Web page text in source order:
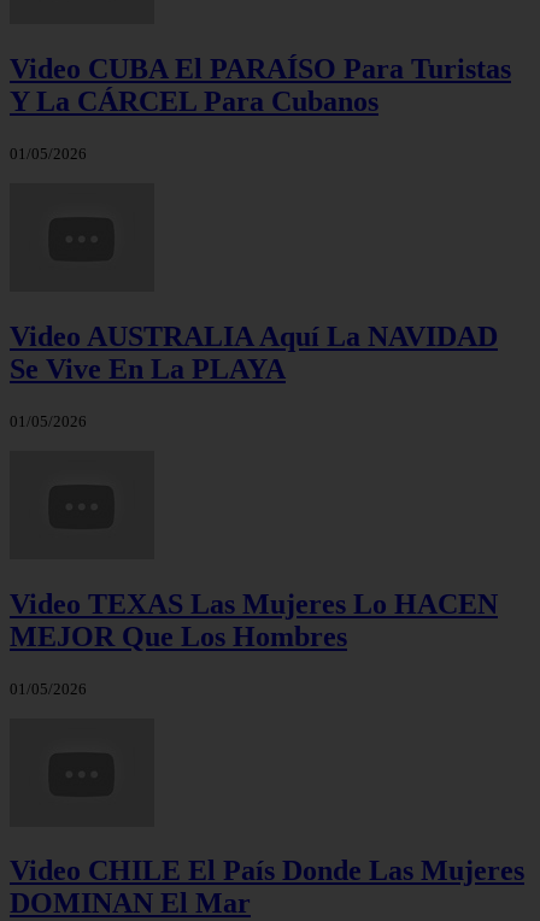
Video CUBA El PARAÍSO Para Turistas
Y La CÁRCEL Para Cubanos
01/05/2026
Video AUSTRALIA Aquí La NAVIDAD
Se Vive En La PLAYA
01/05/2026
Video TEXAS Las Mujeres Lo HACEN
MEJOR Que Los Hombres
01/05/2026
Video CHILE El País Donde Las Mujeres
DOMINAN El Mar